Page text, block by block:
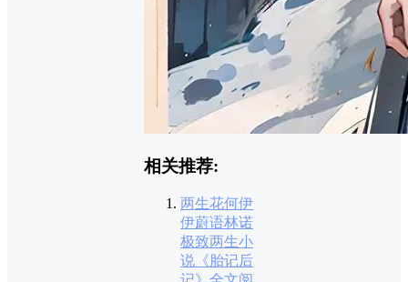
相关推荐:
两生花何伊
伊蔚语林诺
极致两生小
说《胎记后